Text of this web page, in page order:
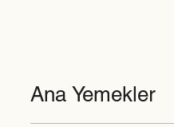
Ana Yemekler